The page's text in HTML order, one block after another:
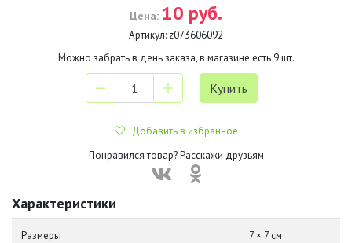
Цена: 10 руб.
Артикул: z073606092
Можно забрать в день заказа, в магазине есть 9шт.
Добавить в избранное
Понравился товар? Расскажи друзьям
Характеристики
Размеры 7 × 7 см